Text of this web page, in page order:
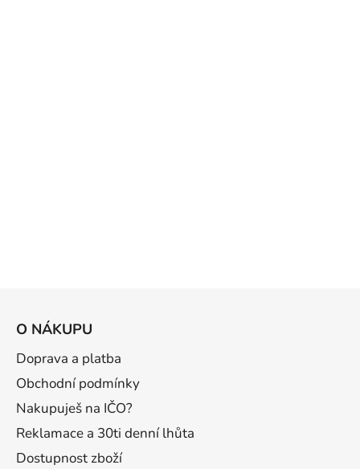
O NÁKUPU
Doprava a platba
Obchodní podmínky
Nakupuješ na IČO?
Reklamace a 30ti denní lhůta
Dostupnost zboží